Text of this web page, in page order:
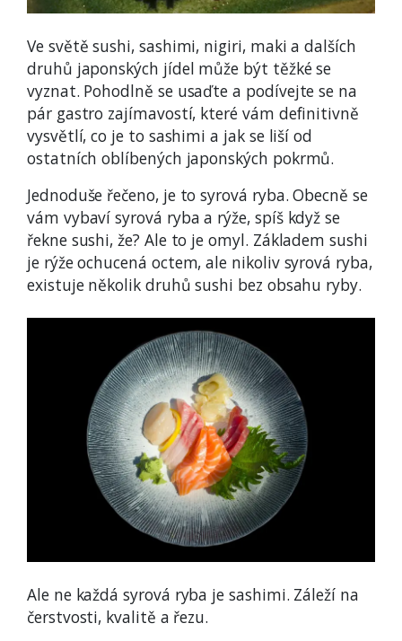
Ve světě sushi, sashimi, nigiri, maki a dalších
druhů japonských jídel může být těžké se
vyznat. Pohodlně se usaďte a podívejte se na
pár gastro zajímavostí, které vám definitivně
vysvětlí, co je to sashimi a jak se liší od
ostatních oblíbených japonských pokrmů.
Jednoduše řečeno, je to syrová ryba. Obecně se
vám vybaví syrová ryba a rýže, spíš když se
řekne sushi, že? Ale to je omyl. Základem sushi
je rýže ochucená octem, ale nikoliv syrová ryba,
existuje několik druhů sushi bez obsahu ryby.
Ale ne každá syrová ryba je sashimi. Záleží na
čerstvosti, kvalitě a řezu.